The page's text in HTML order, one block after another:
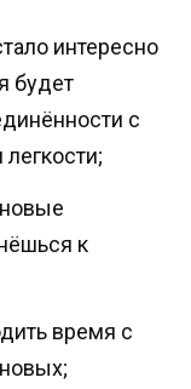
интересно
будет
с
к
время с